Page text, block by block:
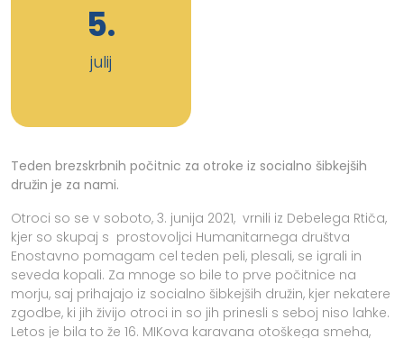
5.
julij
Teden brezskrbnih počitnic za otroke iz socialno šibkejših
družin je za nami.
Otroci so se v soboto, 3. junija 2021, vrnili iz Debelega Rtiča,
kjer so skupaj s prostovoljci Humanitarnega društva
Enostavno pomagam cel teden peli, plesali, se igrali in
seveda kopali. Za mnoge so bile to prve počitnice na
morju, saj prihajajo iz socialno šibkejših družin, kjer nekatere
zgodbe, ki jih živijo otroci in so jih prinesli s seboj niso lahke.
Letos je bila to že 16. MIKova karavana otoškega smeha,